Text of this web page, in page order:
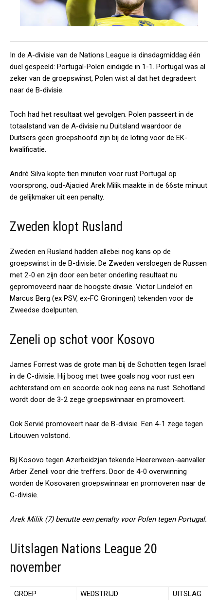
In de A-divisie van de Nations League is dinsdagmiddag één
duel gespeeld: Portugal-Polen eindigde in 1-1. Portugal was al
zeker van de groepswinst, Polen wist al dat het degradeert
naar de B-divisie.
Toch had het resultaat wel gevolgen. Polen passeert in de
totaalstand van de A-divisie nu Duitsland waardoor de
Duitsers geen groepshoofd zijn bij de loting voor de EK-
kwalificatie.
André Silva kopte tien minuten voor rust Portugal op
voorsprong, oud-Ajacied Arek Milik maakte in de 66ste minuut
de gelijkmaker uit een penalty.
Zweden klopt Rusland
Zweden en Rusland hadden allebei nog kans op de
groepswinst in de B-divisie. De Zweden versloegen de Russen
met 2-0 en zijn door een beter onderling resultaat nu
gepromoveerd naar de hoogste divisie. Victor Lindelöf en
Marcus Berg (ex PSV, ex-FC Groningen) tekenden voor de
Zweedse doelpunten.
Zeneli op schot voor Kosovo
James Forrest was de grote man bij de Schotten tegen Israel
in de C-divisie. Hij boog met twee goals nog voor rust een
achterstand om en scoorde ook nog eens na rust. Schotland
wordt door de 3-2 zege groepswinnaar en promoveert.
Ook Servië promoveert naar de B-divisie. Een 4-1 zege tegen
Litouwen volstond.
Bij Kosovo tegen Azerbeidzjan tekende Heerenveen-aanvaller
Arber Zeneli voor drie treffers. Door de 4-0 overwinning
worden de Kosovaren groepswinnaar en promoveren naar de
C-divisie.
Arek Milik (7) benutte een penalty voor Polen tegen Portugal.
Uitslagen Nations League 20
november
GROEP WEDSTRIJD UITSLAG